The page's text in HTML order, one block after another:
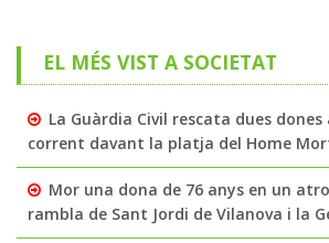
EL MÉS VIST A SOCIETAT
La Guàrdia Civil rescata dues dones
corrent davant la platja del Home
Mor una dona de 76 anys en un
rambla de Sant Jordi de Vilanova i la